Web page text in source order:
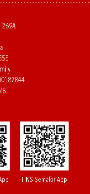
269A
HNS Semafor App